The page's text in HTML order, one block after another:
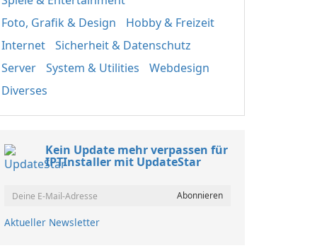
Foto, Grafik & Design
Hobby & Freizeit
Internet
Sicherheit & Datenschutz
Server
System & Utilities
Webdesign
Diverses
Kein Update mehr verpassen für
IPTInstaller mit UpdateStar
Aktueller Newsletter